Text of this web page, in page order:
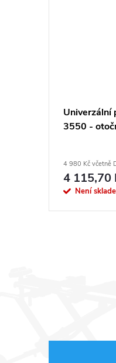
Univerzální
3550 -
4 980 Kč včetně
4 115,70
Není